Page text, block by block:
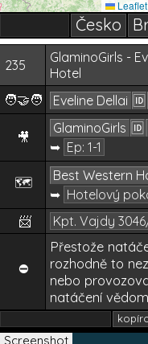
Leaflet
Česko
235
GlaminoGirls -
Hotel
🧑‍🤝‍🧑 Eveline Dellai 🆔
🎥
GlaminoGirls 🆔
➥ Ep: 1-1
🗺️ Best Western
➥ Hotelový
📨
Kpt. Vajdy
⛔
Přestože
rozhodně to
nebo
natáčení
Screenshot